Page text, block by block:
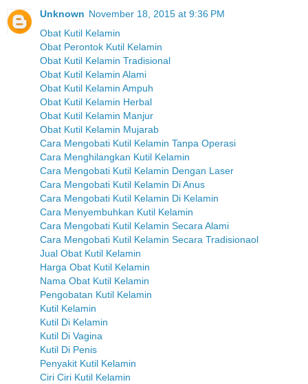
Unknown November 18, 2015 at 9:36 PM
Obat Kutil Kelamin
Obat Perontok Kutil Kelamin
Obat Kutil Kelamin Tradisional
Obat Kutil Kelamin Alami
Obat Kutil Kelamin Ampuh
Obat Kutil Kelamin Herbal
Obat Kutil Kelamin Manjur
Obat Kutil Kelamin Mujarab
Cara Mengobati Kutil Kelamin Tanpa Operasi
Cara Menghilangkan Kutil Kelamin
Cara Mengobati Kutil Kelamin Dengan Laser
Cara Mengobati Kutil Kelamin Di Anus
Cara Mengobati Kutil Kelamin Di Kelamin
Cara Menyembuhkan Kutil Kelamin
Cara Mengobati Kutil Kelamin Secara Alami
Cara Mengobati Kutil Kelamin Secara Tradisionaol
Jual Obat Kutil Kelamin
Harga Obat Kutil Kelamin
Nama Obat Kutil Kelamin
Pengobatan Kutil Kelamin
Kutil Kelamin
Kutil Di Kelamin
Kutil Di Vagina
Kutil Di Penis
Penyakit Kutil Kelamin
Ciri Ciri Kutil Kelamin